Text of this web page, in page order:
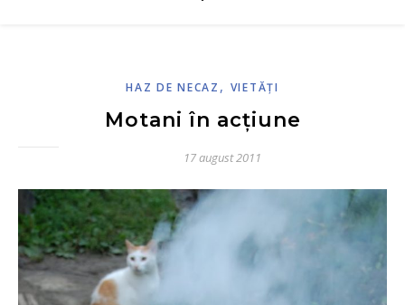
HAZ DE NECAZ , VIETĂŢI
Motani în acțiune
17 august 2011